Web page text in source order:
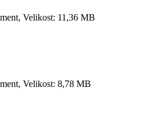
Velikost: 11,36 MB
Velikost: 8,78 MB